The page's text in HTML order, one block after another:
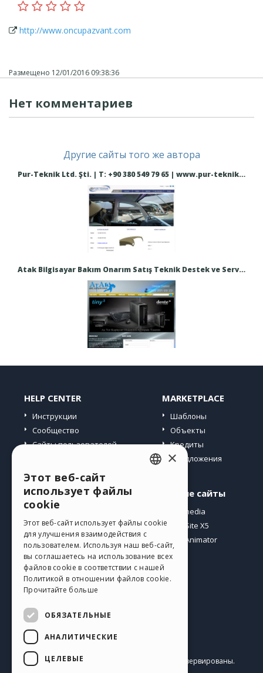
http://www.oncupazvant.com
Размещено 12/01/2016 09:38:36
Нет комментариев
Другие сайты того же автора
Pur-Teknik Ltd. Şti. | T: +90 380 549 79 65 | www.pur-teknik.com
Atak Bilgisayar Bakım Onarım Satış Teknik Destek ve Servis Hizmetleri - Düzce
HELP CENTER
Инструкции
Сообщество
Сайты пользователей
MARKETPLACE
Шаблоны
Объекты
Кредиты
Предложения
Профиль
Мои посты
Мои лицензии
Загрузить
Веб-хостинг
Мои кредиты
Другие сайты
Incomedia
WebSite X5
WebAnimator
Pусский
Copyright © 2026Incomedia s.r.l.
Все права зарезервированы.
GERMAN
SPANISH
PORTUGUESE
POLISH
×
Этот веб-сайт
использует файлы
cookie
Этот веб-сайт использует файлы cookie
для улучшения взаимодействия с
пользователем. Используя наш веб-сайт,
вы соглашаетесь на использование всех
файлов cookie в соответствии с нашей
Политикой в ​​отношении файлов cookie.
Прочитайте больше
ОБЯЗАТЕЛЬНЫЕ
АНАЛИТИЧЕСКИЕ
ЦЕЛЕВЫЕ